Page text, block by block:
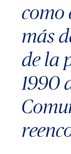
como
más
de la
1990